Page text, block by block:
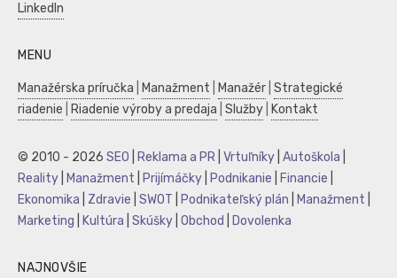
LinkedIn
MENU
Manažérska príručka Manažment Manažér Strategické
riadenie
Riadenie výroby a predaja Služby Kontakt
© 2010 - 2026 SEO Reklama a PR Vrtuľníky Autoškola
Reality
Manažment Prijímáčky Podnikanie Financie
Ekonomika
Zdravie SWOT Podnikateľský plán Manažment
Marketing
Kultúra Skúšky Obchod Dovolenka
NAJNOVŠIE